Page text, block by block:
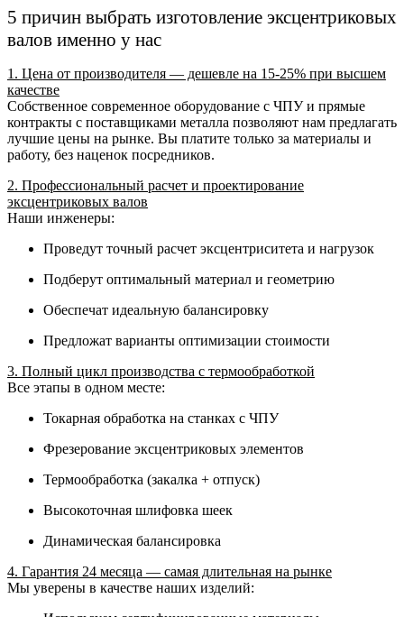
5 причин выбрать изготовление эксцентриковых
валов именно у нас
1. Цена от производителя — дешевле на 15-25% при высшем
качестве
Собственное современное оборудование с ЧПУ и прямые
контракты с поставщиками металла позволяют нам предлагать
лучшие цены на рынке. Вы платите только за материалы и
работу, без наценок посредников.
2. Профессиональный расчет и проектирование
эксцентриковых валов
Наши инженеры:
Проведут точный расчет эксцентриситета и нагрузок
Подберут оптимальный материал и геометрию
Обеспечат идеальную балансировку
Предложат варианты оптимизации стоимости
3. Полный цикл производства с термообработкой
Все этапы в одном месте:
Токарная обработка на станках с ЧПУ
Фрезерование эксцентриковых элементов
Термообработка (закалка + отпуск)
Высокоточная шлифовка шеек
Динамическая балансировка
4. Гарантия 24 месяца — самая длительная на рынке
Мы уверены в качестве наших изделий: